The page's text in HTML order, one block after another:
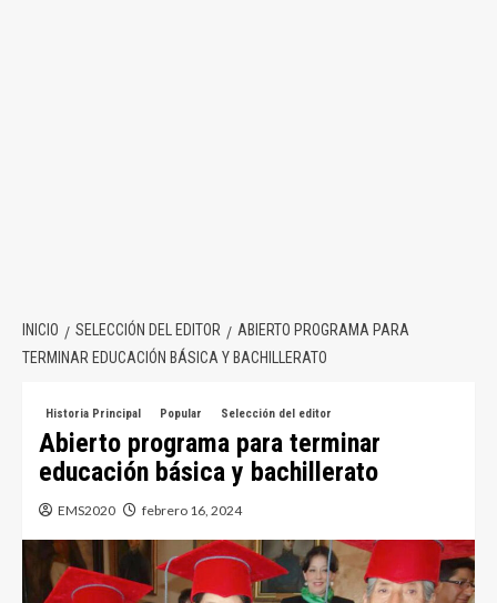
INICIO SELECCIÓN DEL EDITOR
ABIERTO PROGRAMA PARA
TERMINAR EDUCACIÓN BÁSICA Y BACHILLERATO
Historia Principal Popular Selección del editor
Abierto programa para terminar
educación básica y bachillerato
EMS2020 febrero 16, 2024